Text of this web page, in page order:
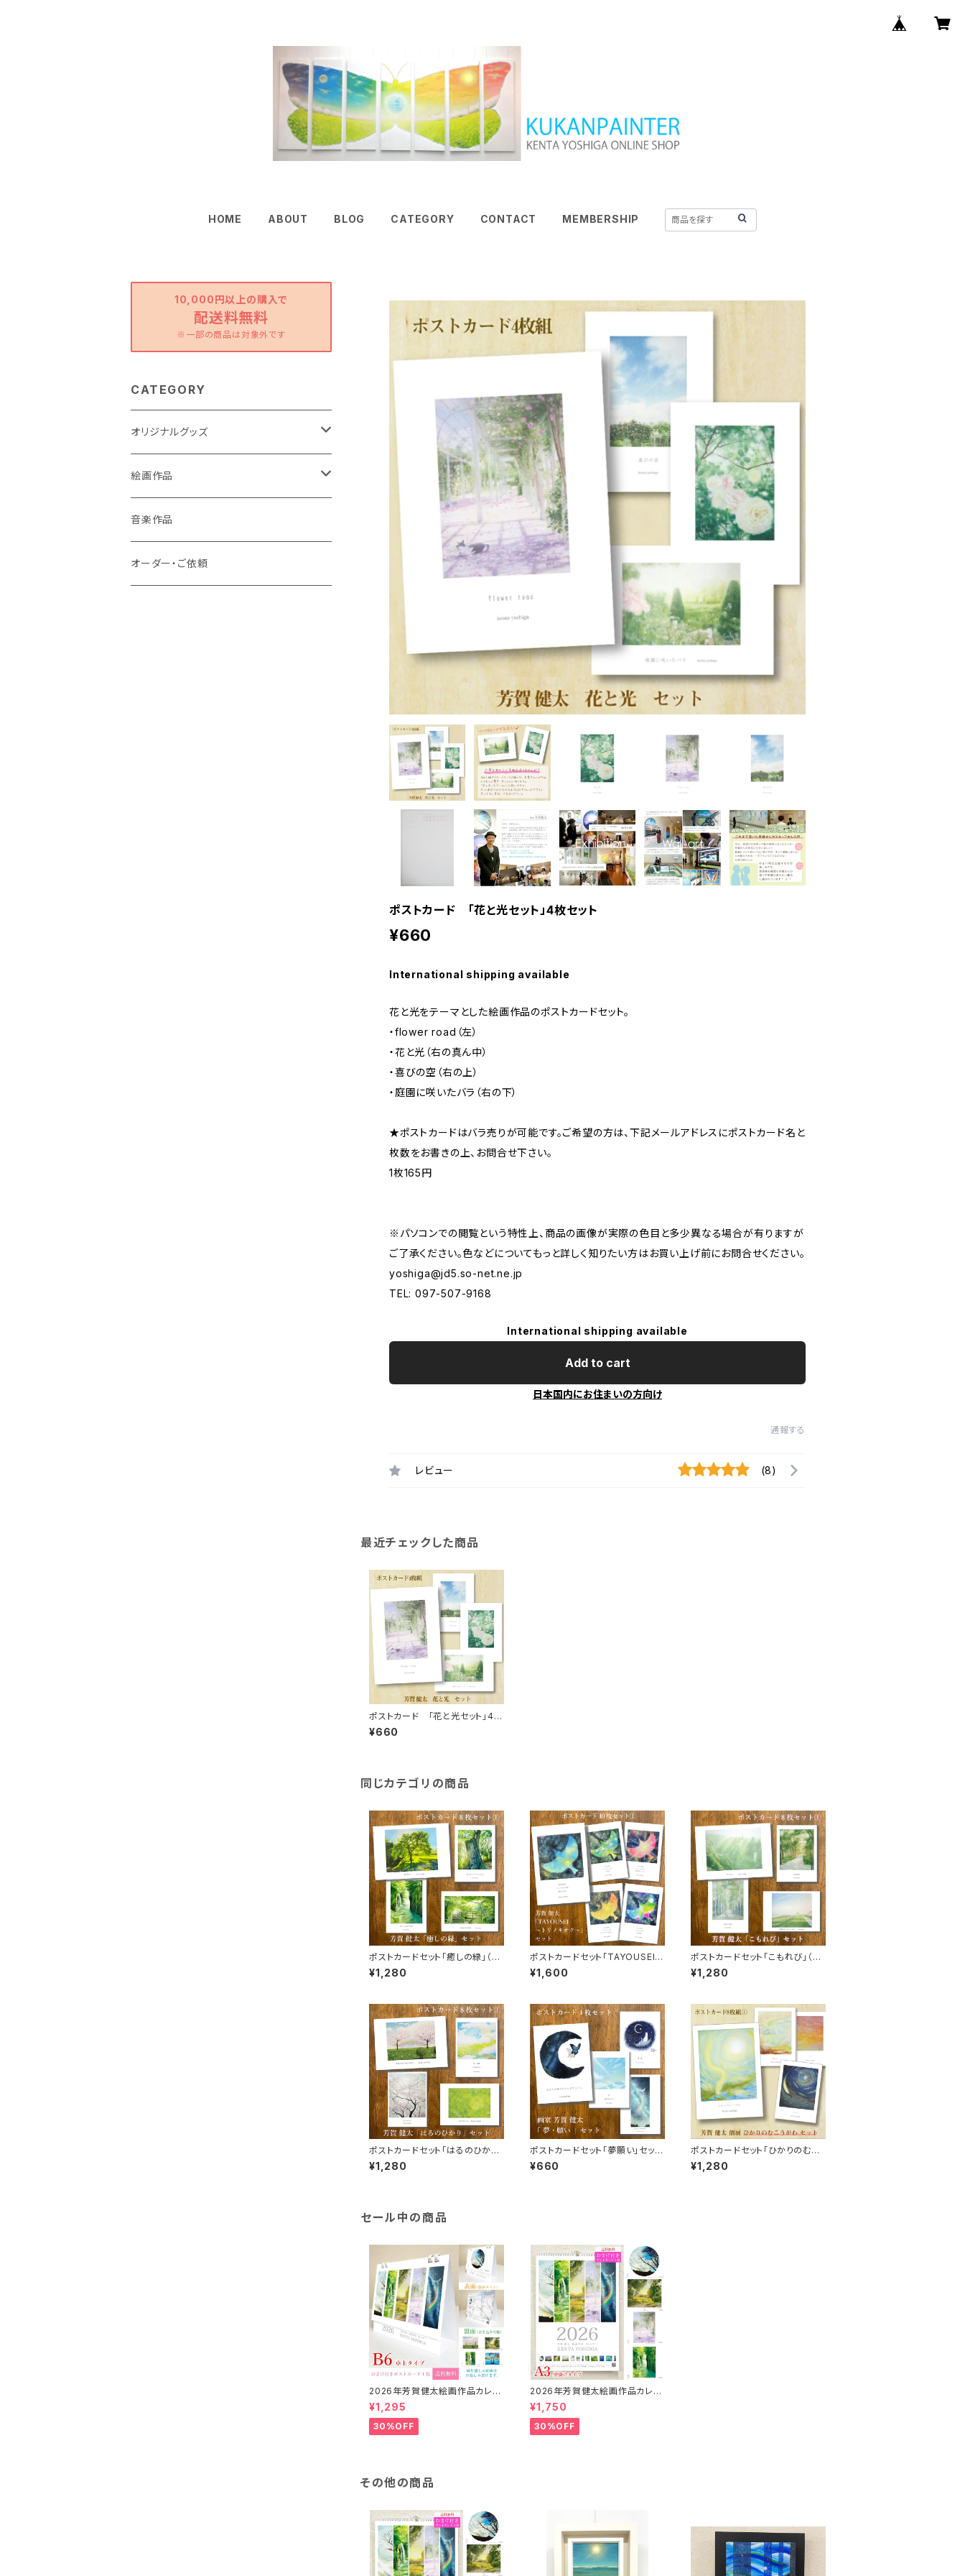
HOME ABOUT BLOG CATEGORY CONTACT MEMBERSHIP
ポストカード 「花と光セット」4枚セット
¥660
International shipping available
花と光をテーマとした絵画作品のポストカードセット。
・flower road（左）
・花と光（右の真ん中）
・喜びの空（右の上）
・庭園に咲いたバラ（右の下）
★ポストカードはバラ売りが可能です。ご希望の方は、下記メールアドレスにポストカード名と
枚数をお書きの上、お問合せ下さい。
1枚165円
※パソコンでの閲覧という特性上、商品の画像が実際の色目と多少異なる場合が有りますが
ご了承ください。色などについてもっと詳しく知りたい方はお買い上げ前にお問合せください。
yoshiga@jd5.so-net.ne.jp
TEL: 097-507-9168
International shipping available
Add to cart
日本国内にお住まいの方向け
通報する
レビュー (8)
最近チェックした商品
ポストカード 「花と光セット」4枚
セット
¥660
同じカテゴリの商品
ポストカードセット「癒しの緑」（8
枚入り）
¥1,280
ポストカードセット「TAYOUSEI～
トリノキオク～」（10枚入り）
¥1,600
ポストカードセット「こもれび」（8
枚入り）
¥1,280
ポストカードセット「はるのひかり」
（8枚入り）
¥1,280
ポストカードセット「夢願い」セット
（4枚入り）
¥660
ポストカードセット「ひかりのむこ
うがわ」（8枚入り）
¥1,280
セール中の商品
2026年芳賀健太絵画作品カレン
ダー（卓上タイプB6）※おまけの
ポストカード付き
¥1,295
30%OFF
2026年芳賀健太絵画作品カレン
ダー（壁掛けA3）※おまけのポス
トカード付き
¥1,750
30%OFF
その他の商品
10,000円以上の購入で
配送料無料
※一部の商品は対象外です
CATEGORY
オリジナルグッズ
ポストカード
缶バッチ
ストラップ
絵画作品
原画作品
風景画
複製画作品
音楽作品
オーダー・ご依頼